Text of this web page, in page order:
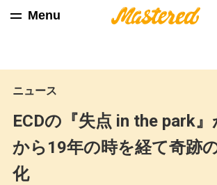
Menu
ニュース
ECDの『失点 in the park
から19年の時を経て奇跡
化